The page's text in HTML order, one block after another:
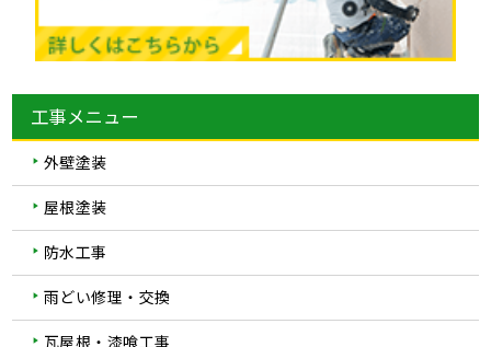
工事メニュー
外壁塗装
屋根塗装
防水工事
雨どい修理・交換
瓦屋根・漆喰工事